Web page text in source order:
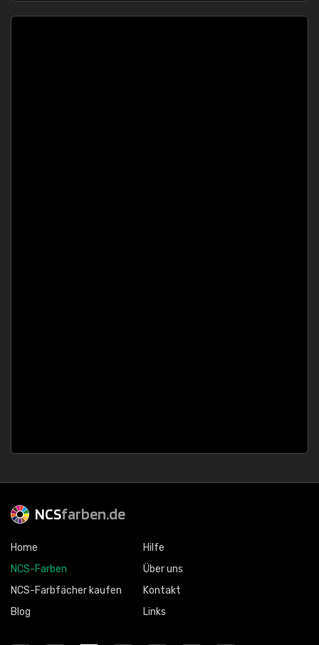
NCSfarben.de
Home
NCS-Farben
NCS-Farbfächer kaufen
Blog
Hilfe
Über uns
Kontakt
Links